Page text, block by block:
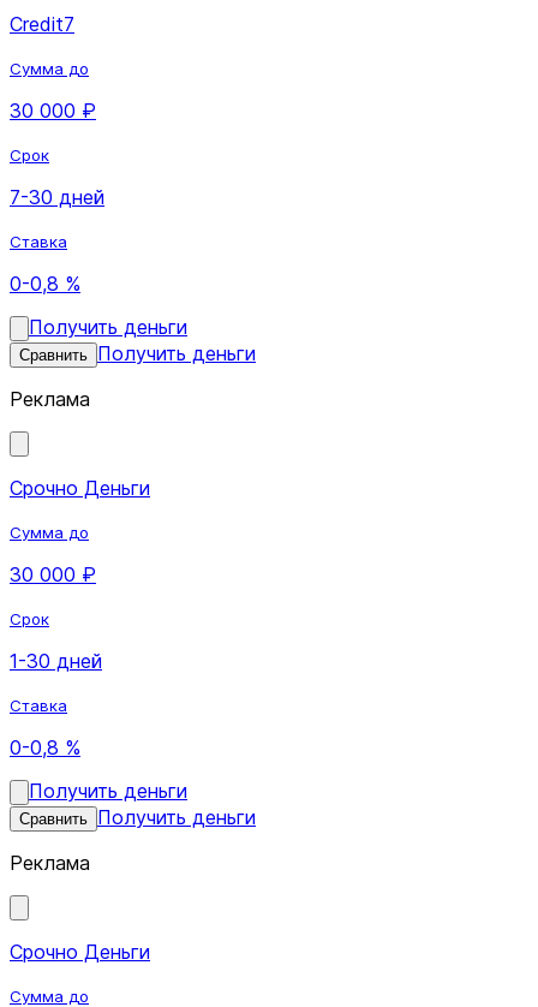
Credit7
Сумма до
30 000 ₽
Срок
7-30 дней
Ставка
0-0,8 %
Получить деньги
Сравнить Получить деньги
Реклама
Срочно Деньги
Сумма до
30 000 ₽
Срок
1-30 дней
Ставка
0-0,8 %
Получить деньги
Сравнить Получить деньги
Реклама
Срочно Деньги
Сумма до